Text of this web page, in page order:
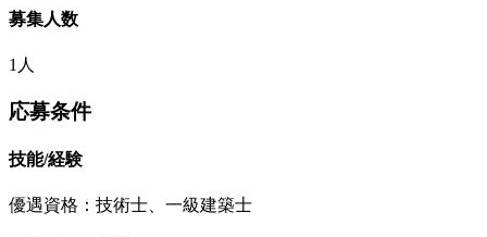
募集人数
1人
応募条件
技能/経験
優遇資格：技術士、一級建築士